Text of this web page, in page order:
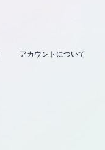
アカウントについて